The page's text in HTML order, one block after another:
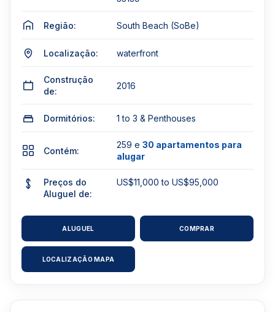
Região: South Beach (SoBe)
Localização: waterfront
Construção
de:
2016
Dormitórios: 1 to 3 & Penthouses
Contém:
259 e 30 apartamentos para
alugar
Preços do
Aluguel de:
US$11,000 to US$95,000
ALUGUEL COMPRAR
LOCALIZAÇÃO MAPA